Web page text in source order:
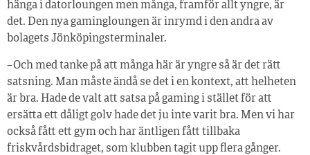
hänga i datorloungen men många, framför allt yngre, är
det. Den nya gamingloungen är inrymd i den andra av
bolagets Jönköpingsterminaler.
– Och med tanke på att många här är yngre så är det rätt
satsning. Man måste ändå se det i en kontext, att helheten
är bra. Hade de valt att satsa på gaming i stället för att
ersätta ett dåligt golv hade det ju inte varit bra. Men vi har
också fått ett gym och har äntligen fått tillbaka
friskvårdsbidraget, som klubben tagit upp flera gånger.